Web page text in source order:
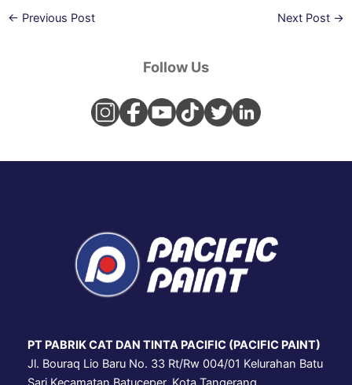
← Previous Post Next Post →
Follow Us
PT PABRIK CAT DAN TINTA PACIFIC (PACIFIC PAINT)
Jl. Bouraq Lio Baru No. 33 Rt/Rw 004/01 Kelurahan Batu